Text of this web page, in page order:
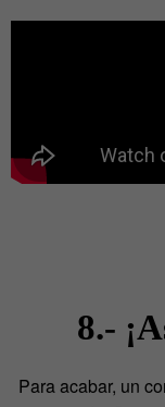
8.-
Para acabar, un